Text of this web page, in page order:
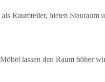
Raumteiler, bieten Stauraum
lassen den Raum höher